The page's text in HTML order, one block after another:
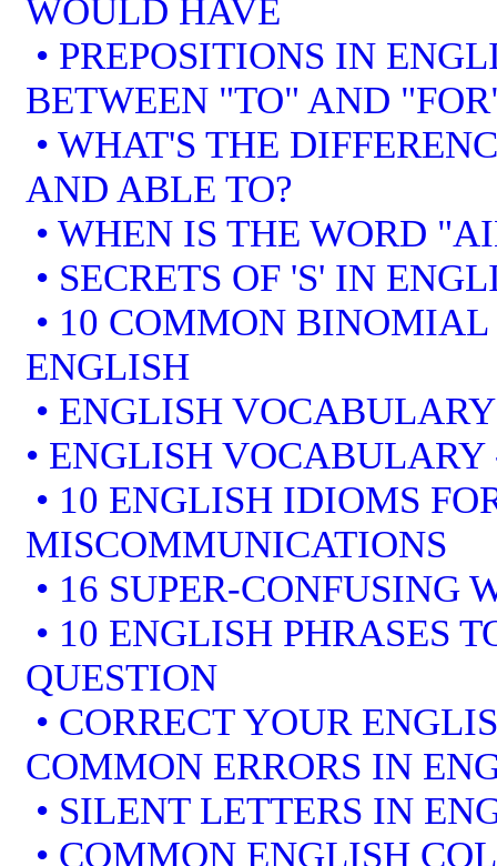
WOULD HAVE
• PREPOSITIONS IN
BETWEEN "TO" AND
• WHAT'S THE
AND ABLE TO?
• WHEN IS THE WORD
• SECRETS OF 'S' IN
• 10 COMMON BINOMIAL
ENGLISH
• ENGLISH
• ENGLISH
• 10 ENGLISH IDIOMS
MISCOMMUNICATIONS
• 16 SUPER-CONFUSING
• 10 ENGLISH PHRASES
QUESTION
• CORRECT YOUR
COMMON ERRORS IN
• SILENT LETTERS IN
• COMMON ENGLISH